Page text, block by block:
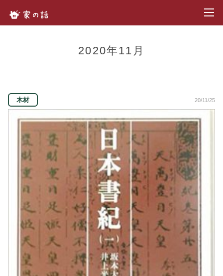
2020年11月
木材 20/11/25